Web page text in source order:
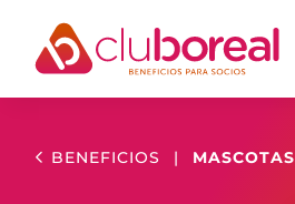
BENEFICIOS | MASCOTAS